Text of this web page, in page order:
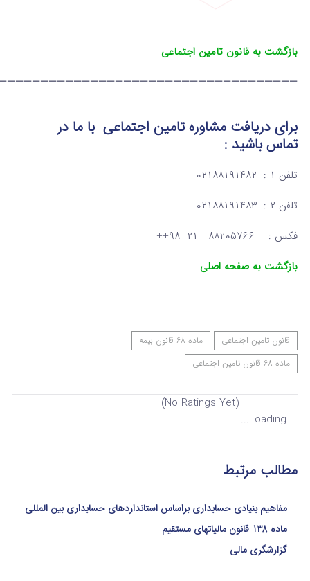
بازگشت به قانون تامین اجتماعی
برای دریافت مشاوره تامین اجتماعیبا ما در
تماسباشید :
تلفن ۱ : ۰۲۱۸۸۱۹۱۴۸۲
تلفن ۲ : ۰۲۱۸۸۱۹۱۴۸۳
فکس : ۸۸۲۰۵۷۶۶ ۲۱ ۹۸++
بازگشت به صفحه اصلی
قانون تامین اجتماعی
ماده 68 قانون بیمه
ماده 68 قانون تامین اجتماعی
(No Ratings Yet)
Loading...
مطالب مرتبط
مفاهیم بنیادی حسابداری براساس استانداردهای حسابداری بین المللی
ماده 138 قانون مالیاتهای مستقیم
گزارشگری مالی